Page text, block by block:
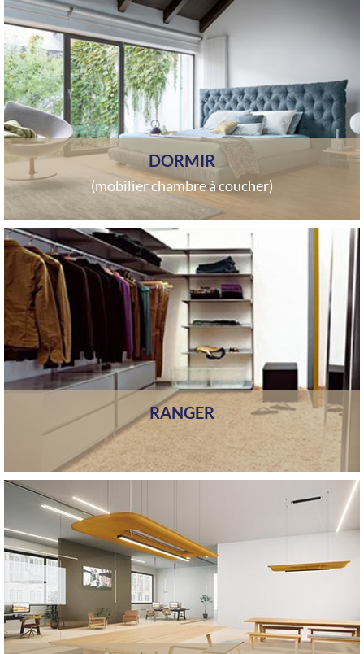
DORMIR
(mobilier chambre à coucher)
RANGER